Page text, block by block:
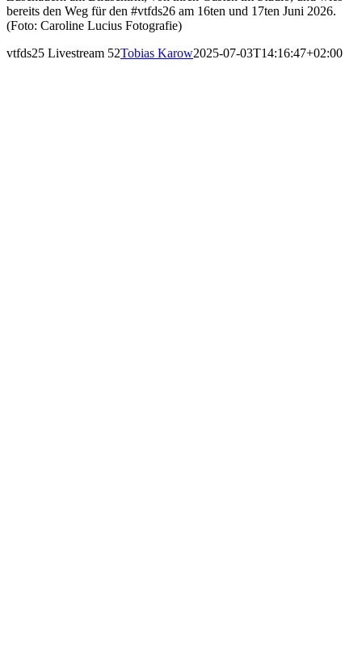
bereits den Weg für den #vtfds26 am 16ten und 17ten Juni 2026.
(Foto: Caroline Lucius Fotografie)
vtfds25 Livestream 52Tobias Karow2025-07-03T14:16:47+02:00